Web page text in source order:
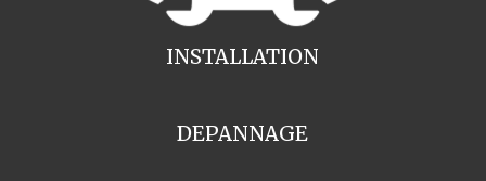
INSTALLATION
DEPANNAGE